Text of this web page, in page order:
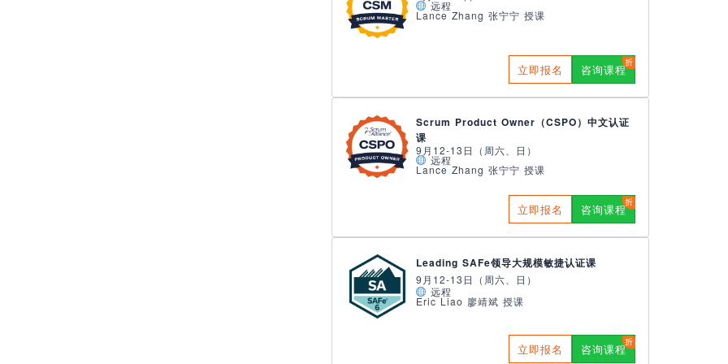
远程
Lance Zhang 张宁宁 授课
立即报名 咨询课程
Scrum Product Owner（CSPO）中文认证
课
9月12-13日（周六、日）
远程
Lance Zhang 张宁宁 授课
立即报名 咨询课程
Leading SAFe领导大规模敏捷认证课
9月12-13日（周六、日）
远程
Eric Liao 廖靖斌 授课
立即报名 咨询课程